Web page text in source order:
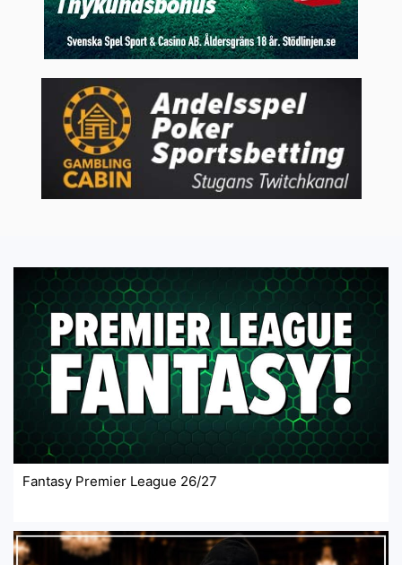
Fantasy Premier League 26/27